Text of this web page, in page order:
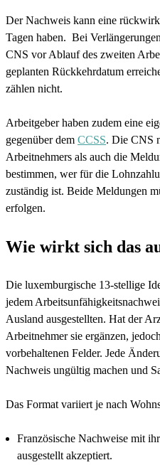
Der Nachweis kann eine
Tagen haben. Bei
CNS vor Ablauf des zweiten
geplanten Rückkehrdatum
zählen nicht.
Arbeitgeber haben zudem eine
gegenüber dem CCSS. Die CNS
Arbeitnehmers als auch die
bestimmen, wer für die
zuständig ist. Beide Meldungen
erfolgen.
Wie wirkt sich das
Die luxemburgische 13-stellige
jedem
Ausland ausgestellten. Hat der
Arbeitnehmer sie ergänzen,
vorbehaltenen Felder. Jede
Nachweis ungültig machen und
Das Format variiert je nach
Französische Nachweise mit
ausgestellt akzeptiert.